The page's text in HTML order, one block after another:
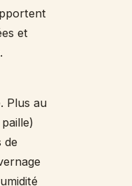
et
Plus au
de